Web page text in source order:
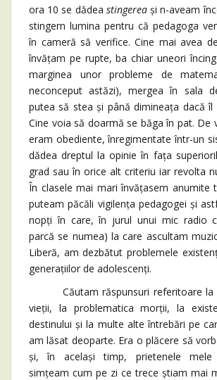
ora 10 se dădea stingereași n-aveam
stingem lumina pentru că pedagoga
în cameră să verifice. Cine mai avea
învățam pe rupte, ba chiar uneori
marginea unor probleme de
neconceput astăzi), mergea în sala
putea să stea și până dimineața dacă îl
Cine voia să doarmă se băga în pat. De
eram obediente, înregimentate într-un
dădea dreptul la opinie în fața
grad sau în orice alt criteriu iar revolta
În clasele mai mari învățasem anumite
puteam păcăli vigilența pedagogei și
nopți în care, în jurul unui mic radio
parcă se numea) la care ascultam
Liberă, am dezbătut problemele
generațiilor de adolescenți.
Căutam răspunsuri referitoare la
vieții, la problematica morții, la
destinului și la multe alte întrebări pe
am lăsat deoparte. Era o plăcere să
și, în același timp, prietenele mele
simțeam cum pe zi ce trece știam mai